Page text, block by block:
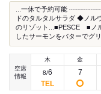
...一休で予約可能
ドのタルタルサラダ ◆ノル
のリゾット...■PESCE ■ノ
したサーモンをバターでグ
空席
情報
木
8/6
金
7